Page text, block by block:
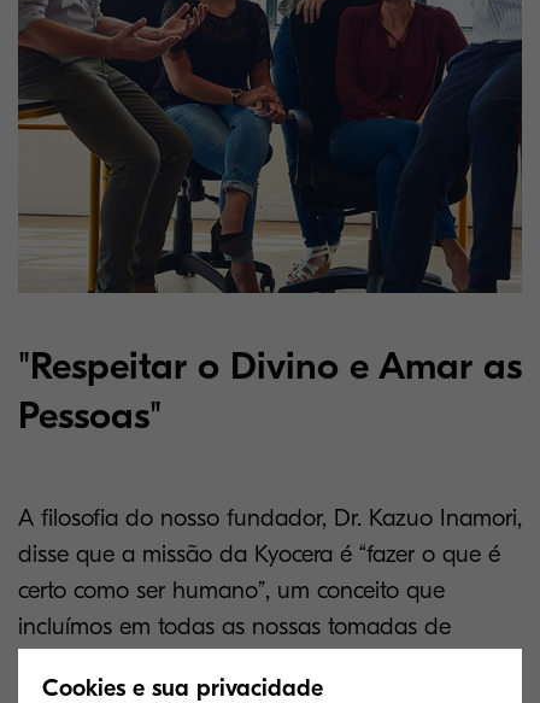
"Respeitar o Divino e Amar as
Pessoas"
A filosofia do nosso fundador, Dr. Kazuo Inamori,
disse que a missão da Kyocera é “fazer o que é
certo como ser humano”, um conceito que
incluímos em todas as nossas tomadas de
Cookies e sua privacidade